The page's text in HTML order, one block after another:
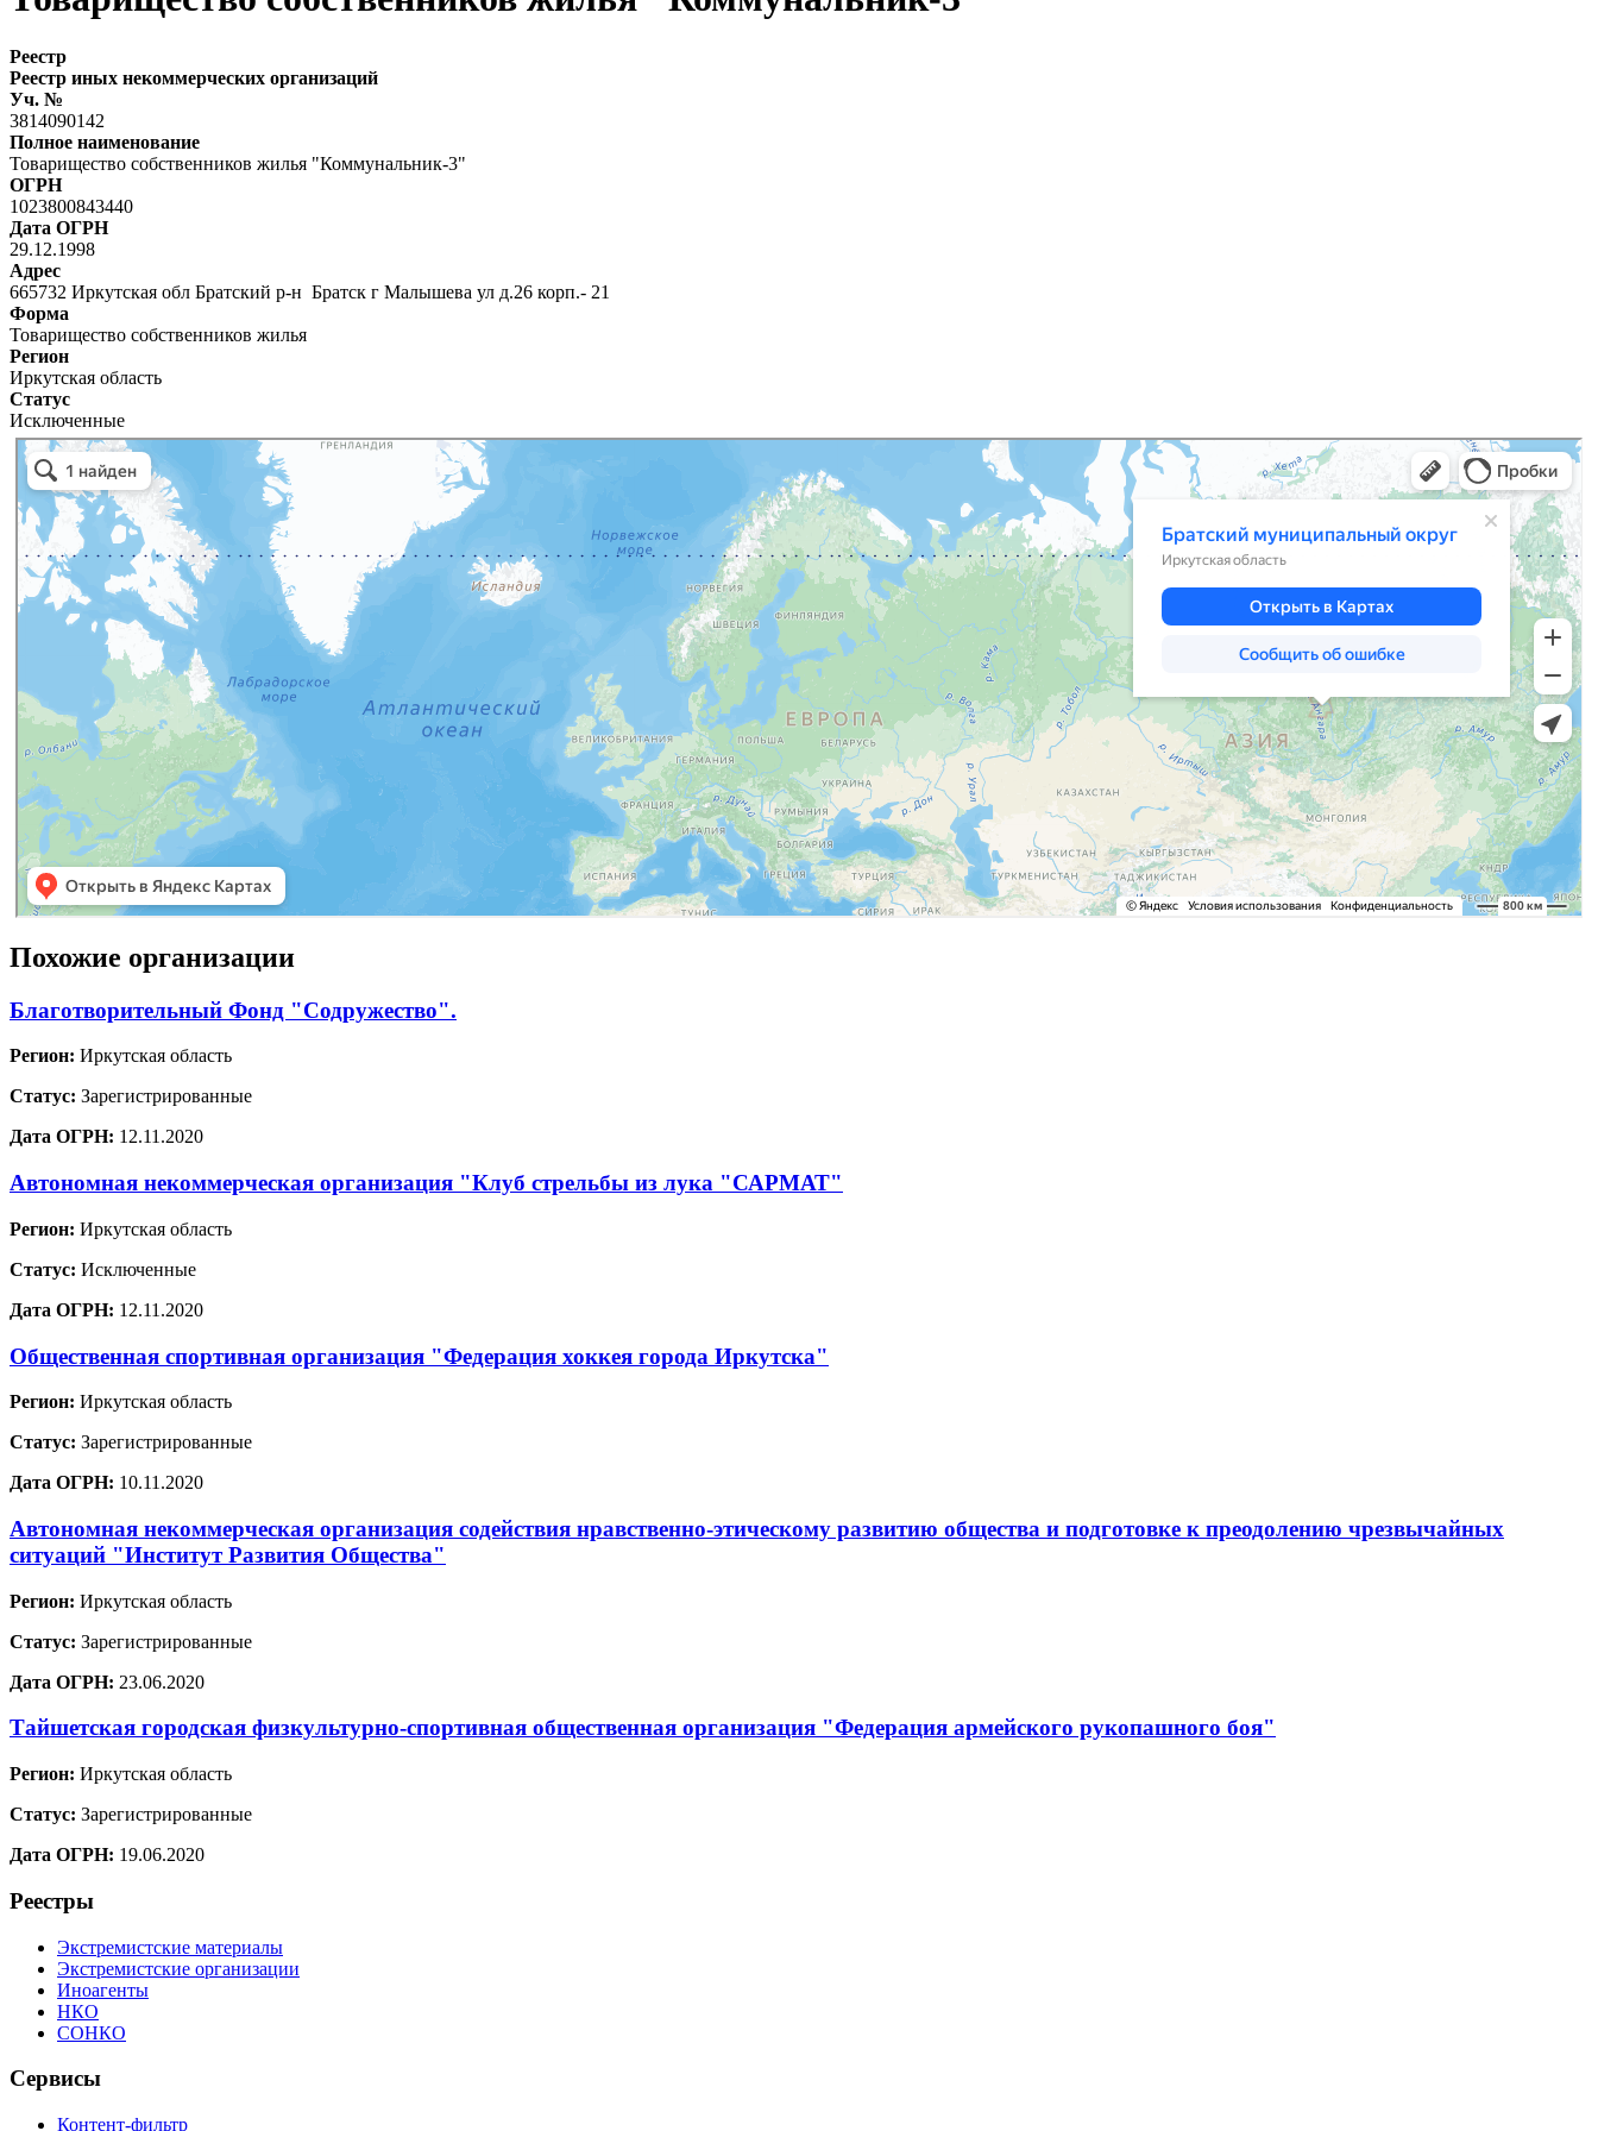
Реестр
Реестр иных некоммерческих организаций
Уч. №
3814090142
Полное наименование
Товарищество собственников жилья "Коммунальник-3"
ОГРН
1023800843440
Дата ОГРН
29.12.1998
Адрес
665732 Иркутская обл Братский р-н Братск г Малышева ул д.26 корп.- 21
Форма
Товарищество собственников жилья
Регион
Иркутская область
Статус
Исключенные
Похожие организации
Благотворительный Фонд "Содружество".
Регион: Иркутская область
Статус: Зарегистрированные
Дата ОГРН: 12.11.2020
Автономная некоммерческая организация "Клуб стрельбы из лука "САРМАТ"
Регион: Иркутская область
Статус: Исключенные
Дата ОГРН: 12.11.2020
Общественная спортивная организация "Федерация хоккея города Иркутска"
Регион: Иркутская область
Статус: Зарегистрированные
Дата ОГРН: 10.11.2020
Автономная некоммерческая организация содействия нравственно-этическому развитию общества и подготовке к преодолению чрезвычайных
ситуаций "Институт Развития Общества"
Регион: Иркутская область
Статус: Зарегистрированные
Дата ОГРН: 23.06.2020
Тайшетская городская физкультурно-спортивная общественная организация "Федерация армейского рукопашного боя"
Регион: Иркутская область
Статус: Зарегистрированные
Дата ОГРН: 19.06.2020
Реестры
Экстремистские материалы
Экстремистские организации
Иноагенты
НКО
СОНКО
Сервисы
Контент-фильтр